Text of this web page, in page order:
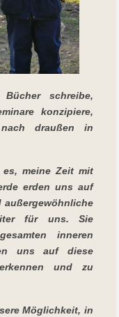
schreibe,
konzipiere,
draußen in
meine Zeit mit
erden uns auf
außergewöhnliche
für uns. Sie
inneren
uns auf diese
und zu
Möglichkeit, in